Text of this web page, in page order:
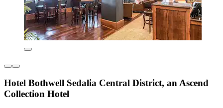
Hotel Bothwell Sedalia Central District, an Ascend
Collection Hotel